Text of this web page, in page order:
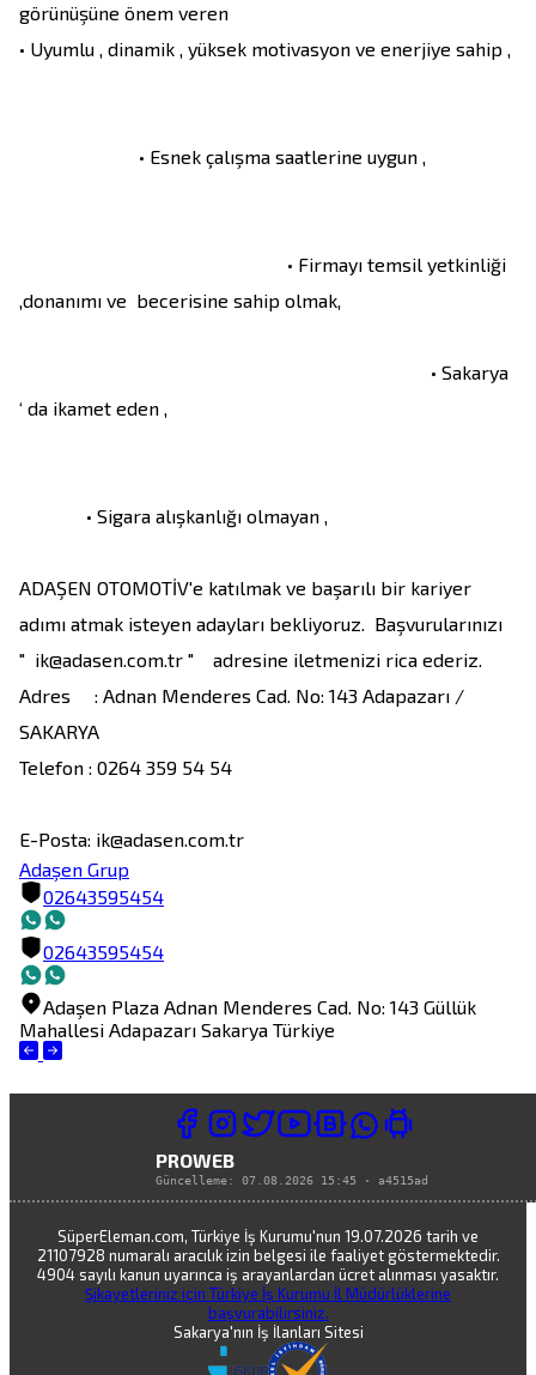
görünüşüne önem veren
• Uyumlu , dinamik , yüksek motivasyon ve enerjiye sahip ,
                         • Esnek çalışma saatlerine uygun ,
                                                        • Firmayı temsil yetkinliği
,donanımı ve  becerisine sahip olmak,
                                                                                      • Sakarya
‘ da ikamet eden ,
              • Sigara alışkanlığı olmayan ,
ADAŞEN OTOMOTİV'e katılmak ve başarılı bir kariyer
adımı atmak isteyen adayları bekliyoruz.  Başvurularınızı
"  ik@adasen.com.tr "    adresine iletmenizi rica ederiz.
Adres     : Adnan Menderes Cad. No: 143 Adapazarı /
SAKARYA
Telefon : 0264 359 54 54
Adaşen Grup
02643595454
02643595454
Adaşen Plaza Adnan Menderes Cad. No: 143 Güllük
Mahallesi Adapazarı Sakarya Türkiye
PROWEB
Güncelleme: 07.08.2026 15:45 · a4515ad
SüperEleman.com, Türkiye İş Kurumu'nun 19.07.2026 tarih ve
21107928 numaralı aracılık izin belgesi ile faaliyet göstermektedir.
4904 sayılı kanun uyarınca iş arayanlardan ücret alınması yasaktır.
Şikayetleriniz için Türkiye İş Kurumu İl Müdürlüklerine
başvurabilirsiniz.
Sakarya'nın İş İlanları Sitesi